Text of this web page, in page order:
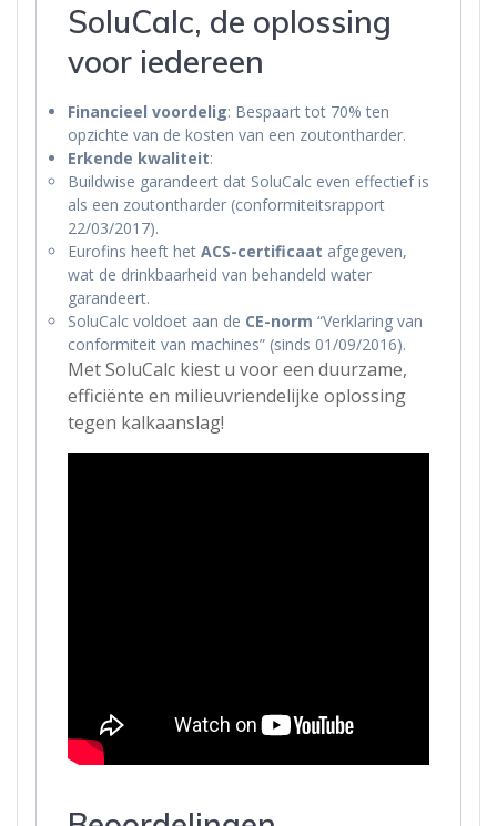
SoluCalc, de oplossing
voor iedereen
Financieel voordelig: Bespaart tot 70% ten
opzichte van de kosten van een zoutontharder.
Erkende kwaliteit:
Buildwise garandeert dat SoluCalc even effectief is
als een zoutontharder (conformiteitsrapport
22/03/2017).
Eurofins heeft het ACS-certificaat afgegeven,
wat de drinkbaarheid van behandeld water
garandeert.
SoluCalc voldoet aan de CE-norm “Verklaring van
conformiteit van machines” (sinds 01/09/2016).
Met SoluCalc kiest u voor een duurzame,
efficiënte en milieuvriendelijke oplossing
tegen kalkaanslag!